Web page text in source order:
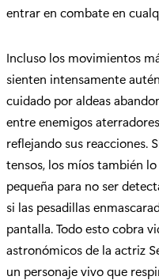
entrar en combate en
Incluso los movimientos
sienten intensamente
cuidado por aldeas
entre enemigos
reflejando sus reacciones.
tensos, los míos también lo
pequeña para no ser
si las pesadillas
pantalla. Todo esto cobra
astronómicos de la actriz
un personaje vivo que